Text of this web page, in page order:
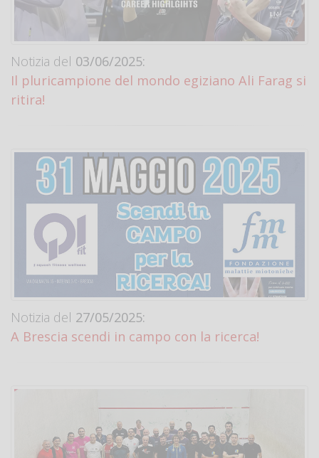
Notizia del 03/06/2025:
Il pluricampione del mondo egiziano Ali Farag si
ritira!
Notizia del 27/05/2025:
A Brescia scendi in campo con la ricerca!